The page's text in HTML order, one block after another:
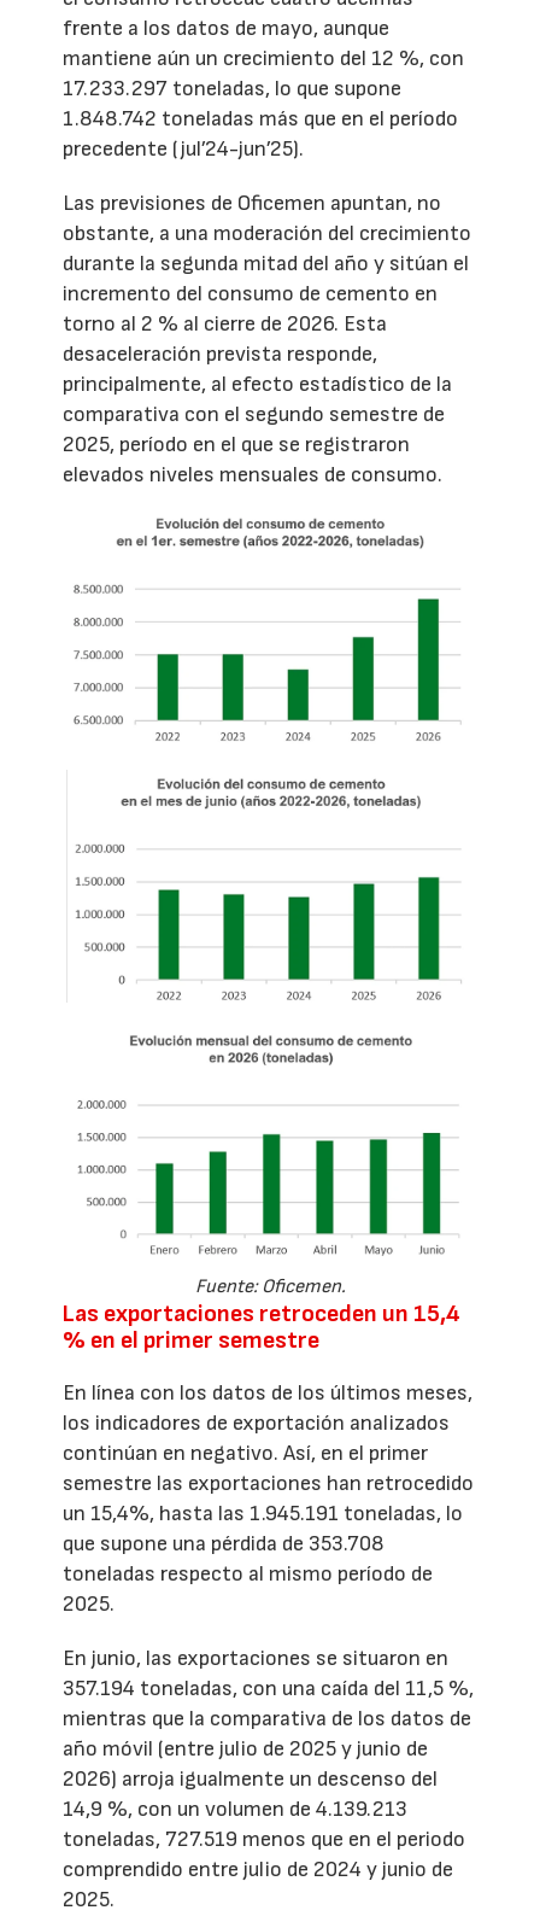
frente a los datos de mayo, aunque
mantiene aún un crecimiento del 12 %, con
17.233.297 toneladas, lo que supone
1.848.742 toneladas más que en el período
precedente (jul’24-jun’25).
Las previsiones de Oficemen apuntan, no
obstante, a una moderación del crecimiento
durante la segunda mitad del año y sitúan el
incremento del consumo de cemento en
torno al 2 % al cierre de 2026. Esta
desaceleración prevista responde,
principalmente, al efecto estadístico de la
comparativa con el segundo semestre de
2025, período en el que se registraron
elevados niveles mensuales de consumo.
Fuente: Oficemen.
Las exportaciones retroceden un 15,4
% en el primer semestre
En línea con los datos de los últimos meses,
los indicadores de exportación analizados
continúan en negativo. Así, en el primer
semestre las exportaciones han retrocedido
un 15,4%, hasta las 1.945.191 toneladas, lo
que supone una pérdida de 353.708
toneladas respecto al mismo período de
2025.
En junio, las exportaciones se situaron en
357.194 toneladas, con una caída del 11,5 %,
mientras que la comparativa de los datos de
año móvil (entre julio de 2025 y junio de
2026) arroja igualmente un descenso del
14,9 %, con un volumen de 4.139.213
toneladas, 727.519 menos que en el periodo
comprendido entre julio de 2024 y junio de
2025.